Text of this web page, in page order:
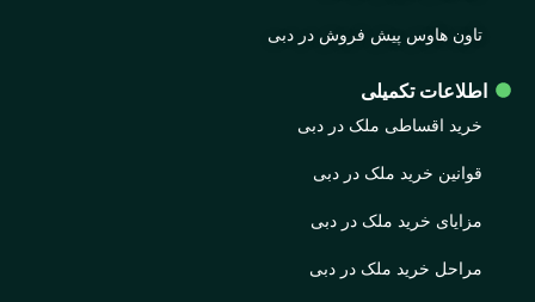
تاون هاوس پیش فروش در دبی
اطلاعات تکمیلی
خرید اقساطی ملک در دبی
قوانین خرید ملک در دبی
مزایای خرید ملک در دبی
مراحل خرید ملک در دبی